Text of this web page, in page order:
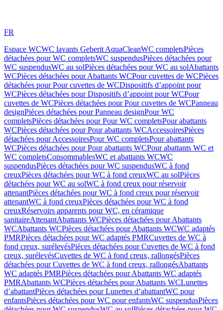
FR
Espace WCWC lavants Geberit AquaCleanWC completsPièces
détachées pour WC completsWC suspendusPièces détachées pour
WC suspendusWC au solPièces détachées pour WC au solAbattants
WCPièces détachées pour Abattants WCPour cuvettes de WCPièces
détachées pour Pour cuvettes de WCDispositifs d’appoint pour
WCPièces détachées pour Dispositifs d’appoint pour WCPour
cuvettes de WCPièces détachées pour Pour cuvettes de WCPanneau
designPièces détachées pour Panneau designPour WC
completsPièces détachées pour Pour WC completsPour abattants
WCPièces détachées pour Pour abattants WCAccessoiresPièces
détachées pour AccessoiresPour WC completsPour abattants
WCPièces détachées pour Pour abattants WCPour abattants WC et
WC completsConsommablesWC et abattants WCWC
suspendusPièces détachées pour WC suspendusWC à fond
creuxPièces détachées pour WC à fond creuxWC au solPièces
détachées pour WC au solWC à fond creux pour réservoir
attenantPièces détachées pour WC à fond creux pour réservoir
attenantWC à fond creuxPièces détachées pour WC à fond
creuxRéservoirs apparents pour WC, en céramique
sanitaireAttenantAbattants WCPièces détachées pour Abattants
WCAbattants WCPièces détachées pour Abattants WCWC adaptés
PMRPièces détachées pour WC adaptés PMRCuvettes de WC à
fond creux, surélevésPièces détachées pour Cuvettes de WC à fond
creux, surélevésCuvettes de WC à fond creux, rallongésPièces
détachées pour Cuvettes de WC à fond creux, rallongésAbattants
WC adaptés PMRPièces détachées pour Abattants WC adaptés
PMRAbattants WCPièces détachées pour Abattants WCLunettes
d’abattantPièces détachées pour Lunettes d’abattantWC pour
enfantsPièces détachées pour WC pour enfantsWC suspendusPièces